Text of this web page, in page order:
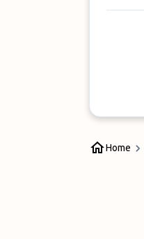
Home